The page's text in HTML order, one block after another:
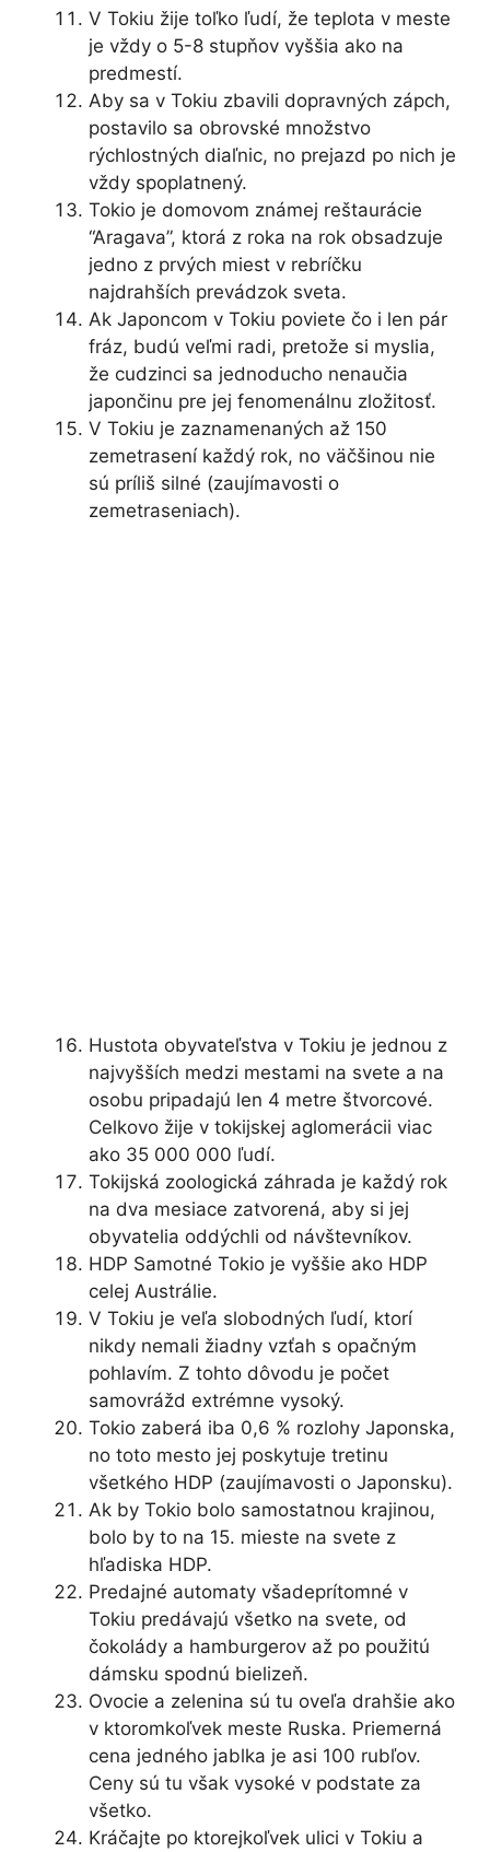
V Tokiu žije toľko ľudí, že teplota v meste
je vždy o 5-8 stupňov vyššia ako na
predmestí.
Aby sa v Tokiu zbavili dopravných zápch,
postavilo sa obrovské množstvo
rýchlostných diaľnic, no prejazd po nich je
vždy spoplatnený.
Tokio je domovom známej reštaurácie
“Aragava”, ktorá z roka na rok obsadzuje
jedno z prvých miest v rebríčku
najdrahších prevádzok sveta.
Ak Japoncom v Tokiu poviete čo i len pár
fráz, budú veľmi radi, pretože si myslia,
že cudzinci sa jednoducho nenaučia
japončinu pre jej fenomenálnu zložitosť.
V Tokiu je zaznamenaných až 150
zemetrasení každý rok, no väčšinou nie
sú príliš silné (zaujímavosti o
zemetraseniach).
Hustota obyvateľstva v Tokiu je jednou z
najvyšších medzi mestami na svete a na
osobu pripadajú len 4 metre štvorcové.
Celkovo žije v tokijskej aglomerácii viac
ako 35 000 000 ľudí.
Tokijská zoologická záhrada je každý rok
na dva mesiace zatvorená, aby si jej
obyvatelia oddýchli od návštevníkov.
HDP Samotné Tokio je vyššie ako HDP
celej Austrálie.
V Tokiu je veľa slobodných ľudí, ktorí
nikdy nemali žiadny vzťah s opačným
pohlavím. Z tohto dôvodu je počet
samovrážd extrémne vysoký.
Tokio zaberá iba 0,6 % rozlohy Japonska,
no toto mesto jej poskytuje tretinu
všetkého HDP (zaujímavosti o Japonsku).
Ak by Tokio bolo samostatnou krajinou,
bolo by to na 15. mieste na svete z
hľadiska HDP.
Predajné automaty všadeprítomné v
Tokiu predávajú všetko na svete, od
čokolády a hamburgerov až po použitú
dámsku spodnú bielizeň.
Ovocie a zelenina sú tu oveľa drahšie ako
v ktoromkoľvek meste Ruska. Priemerná
cena jedného jablka je asi 100 rubľov.
Ceny sú tu však vysoké v podstate za
všetko.
Kráčajte po ktorejkoľvek ulici v Tokiu a